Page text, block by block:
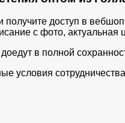
получите доступ в
с фото, актуальная
в полной
условия